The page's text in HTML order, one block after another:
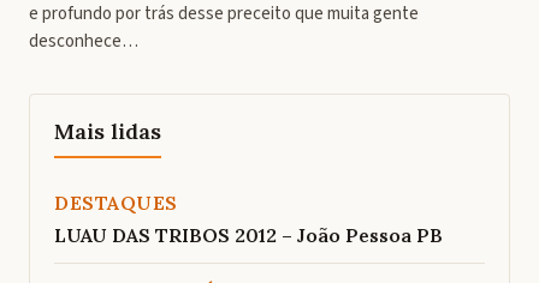
e profundo por trás desse preceito que muita gente
desconhece…
Mais lidas
DESTAQUES
LUAU DAS TRIBOS 2012 – João Pessoa PB